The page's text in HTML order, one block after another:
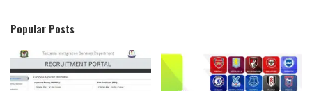
Popular Posts